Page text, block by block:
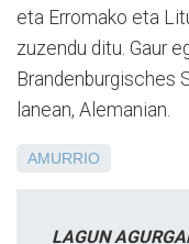
eta Erromako eta
zuzendu ditu. Gaur
Brandenburgisches
lanean, Alemanian.
AMURRIO
LAGUN